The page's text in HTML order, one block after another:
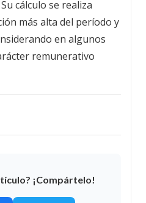
cálculo se realiza
más alta del período y
en algunos
remunerativo
¡Compártelo!